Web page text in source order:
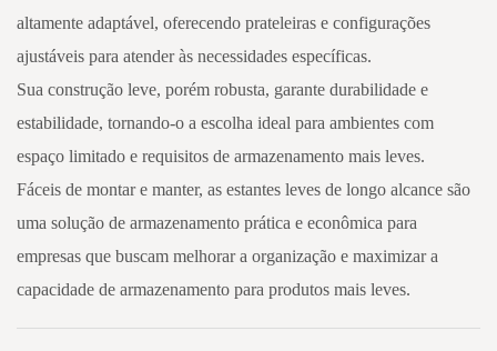
altamente adaptável, oferecendo prateleiras e configurações
ajustáveis ​​para atender às necessidades específicas.
Sua construção leve, porém robusta, garante durabilidade e
estabilidade, tornando-o a escolha ideal para ambientes com
espaço limitado e requisitos de armazenamento mais leves.
Fáceis de montar e manter, as estantes leves de longo alcance são
uma solução de armazenamento prática e econômica para
empresas que buscam melhorar a organização e maximizar a
capacidade de armazenamento para produtos mais leves.